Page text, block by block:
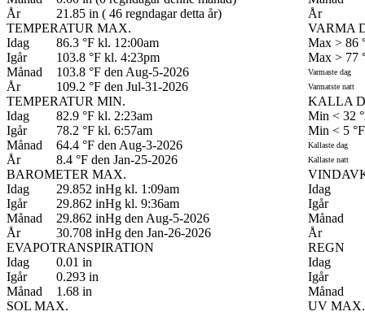
År
21.85 in ( 46 regndagar detta år)
År
TEMPERATUR MAX.
VARMA
Idag
86.3 °F kl. 12:00am
Max > 86
Igår
103.8 °F kl. 4:23pm
Max > 77
Månad
103.8 °F den Aug-5-2026 Varmaste dag
År 109.2 °F den Jul-31-2026 Varmatste natt
TEMPERATUR MIN.
KALLA
Idag
82.9 °F kl. 2:23am
Min < 32
Igår
78.2 °F kl. 6:57am
Min < 5 °F
Månad
64.4 °F den Aug-3-2026 Kallaste dag
År 8.4 °F den Jan-25-2026 Kallaste natt
BAROMETER MAX.
Idag
29.852 inHg kl. 1:09am
Idag
Igår
29.862 inHg kl. 9:36am
Igår
Månad
29.862 inHg den Aug-5-2026
Månad
År
30.708 inHg den Jan-26-2026
År
EVAPOTRANSPIRATION
REGN
Idag
0.01 in
Idag
Igår
0.293 in
Igår
Månad
1.68 in
Månad
SOL MAX.
UV MAX.